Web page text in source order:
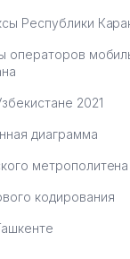
Республики
операторов
2021
диаграмма
метрополитена
кодирования